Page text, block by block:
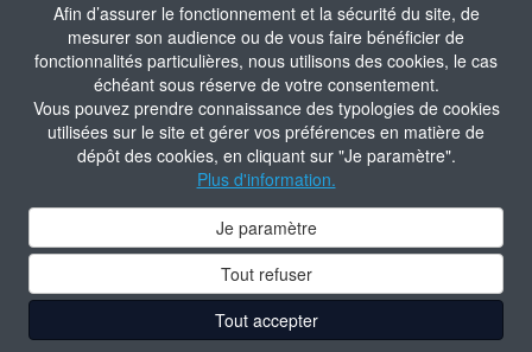
Afin d’assurer le fonctionnement et la sécurité du site, de
mesurer son audience ou de vous faire bénéficier de
fonctionnalités particulières, nous utilisons des cookies, le cas
échéant sous réserve de votre consentement.
Vous pouvez prendre connaissance des typologies de cookies
utilisées sur le site et gérer vos préférences en matière de
dépôt des cookies, en cliquant sur "Je paramètre".
Plus d'information.
Je paramètre
Tout refuser
Tout accepter